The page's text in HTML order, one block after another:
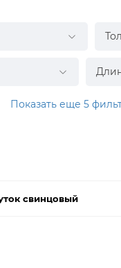
Показать еще 5
свинцовый